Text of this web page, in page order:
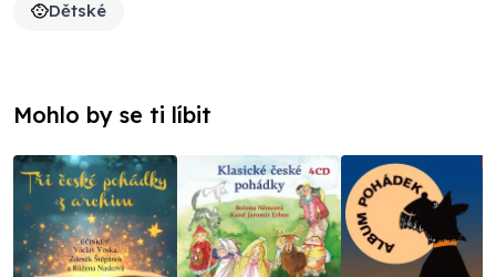
Dětské
Mohlo by se ti líbit